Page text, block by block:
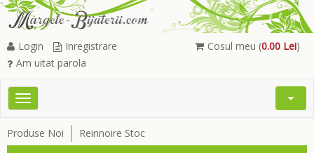
Cosul meu (0.00 Lei)
Login
Inregistrare
Am uitat parola
Toggle
Open
Produse Noi Reinnoire Stoc